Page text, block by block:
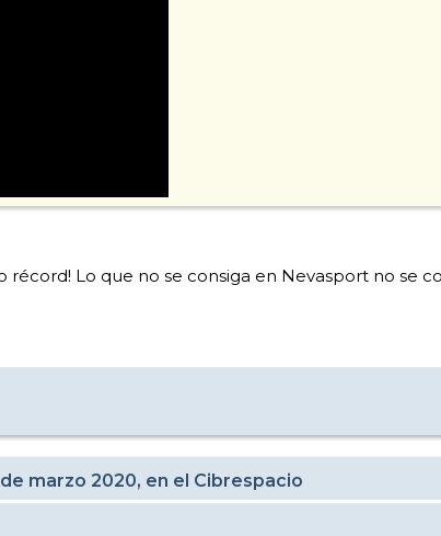
Lo que no se consiga en Nevasport no se
marzo 2020, en el Cibrespacio